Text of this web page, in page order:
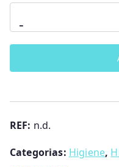
-
de
Kit
REF: n.d.
Categorias: Higiene,